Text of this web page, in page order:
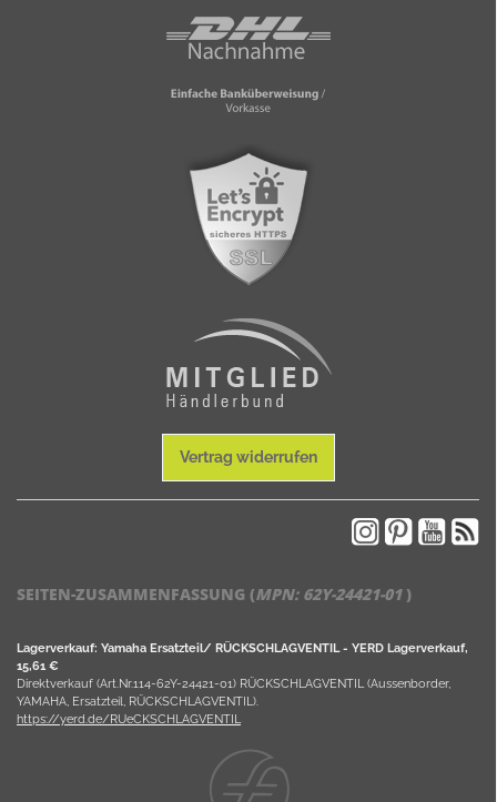
Vertrag widerrufen
SEITEN-ZUSAMMENFASSUNG (MPN: 62Y-24421-01)
Lagerverkauf: Yamaha Ersatzteil/ RÜCKSCHLAGVENTIL - YERD Lagerverkauf,
15,61 €
Direktverkauf (Art.Nr.114-62Y-24421-01) RÜCKSCHLAGVENTIL (Aussenborder,
YAMAHA, Ersatzteil, RÜCKSCHLAGVENTIL).
https://yerd.de/RUeCKSCHLAGVENTIL